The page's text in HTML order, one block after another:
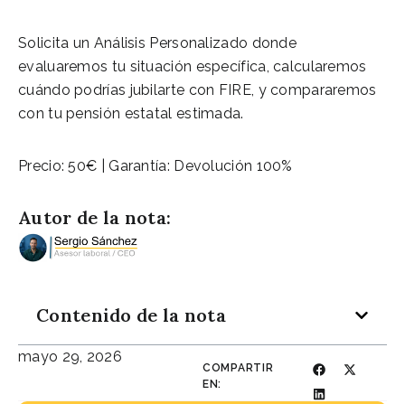
Solicita un Análisis Personalizado donde
evaluaremos tu situación específica, calcularemos
cuándo podrías jubilarte con FIRE, y compararemos
con tu pensión estatal estimada.
Precio: 50€ | Garantía: Devolución 100%
Autor de la nota:
Contenido de la nota
mayo 29, 2026
COMPARTIR
EN: